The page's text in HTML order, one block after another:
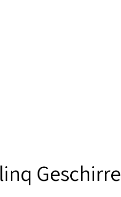
Geschirre